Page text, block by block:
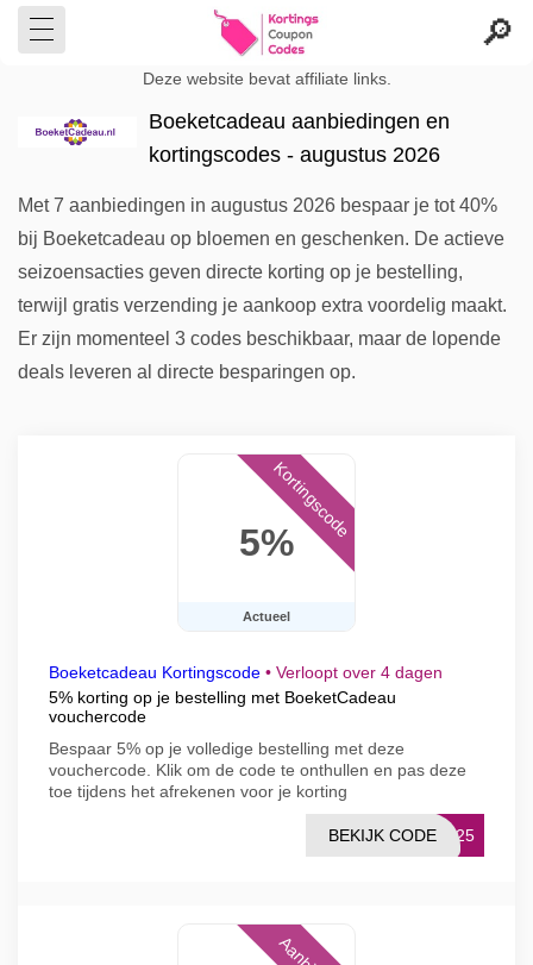
Deze website bevat affiliate links.
Boeketcadeau aanbiedingen en
kortingscodes - augustus 2026
Met 7 aanbiedingen in augustus 2026 bespaar je tot 40%
bij Boeketcadeau op bloemen en geschenken. De actieve
seizoensacties geven directe korting op je bestelling,
terwijl gratis verzending je aankoop extra voordelig maakt.
Er zijn momenteel 3 codes beschikbaar, maar de lopende
deals leveren al directe besparingen op.
5%
Actueel
Kortingscode
Boeketcadeau Kortingscode • Verloopt over 4 dagen
5% korting op je bestelling met BoeketCadeau
vouchercode
Bespaar 5% op je volledige bestelling met deze
vouchercode. Klik om de code te onthullen en pas deze
toe tijdens het afrekenen voor je korting
ST25
BEKIJK CODE